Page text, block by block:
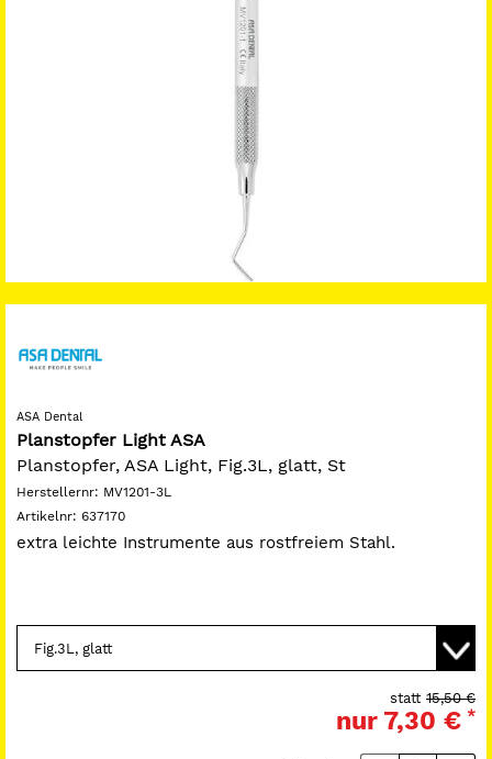
ASA Dental
Planstopfer Light ASA
Planstopfer, ASA Light, Fig.3L, glatt, St
Herstellernr: MV1201-3L
Artikelnr: 637170
extra leichte Instrumente aus rostfreiem Stahl.
15,50 €
statt
nur 7,30 € *